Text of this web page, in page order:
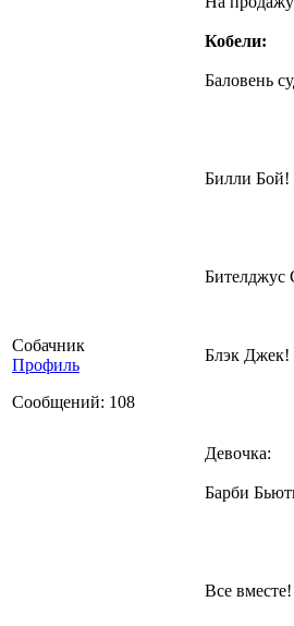
Собачник
Профиль
Сообщений: 108
Кобели:
Баловень
Билли Бой!
Блэк Джек!
Девочка:
Барби
Все вместе!